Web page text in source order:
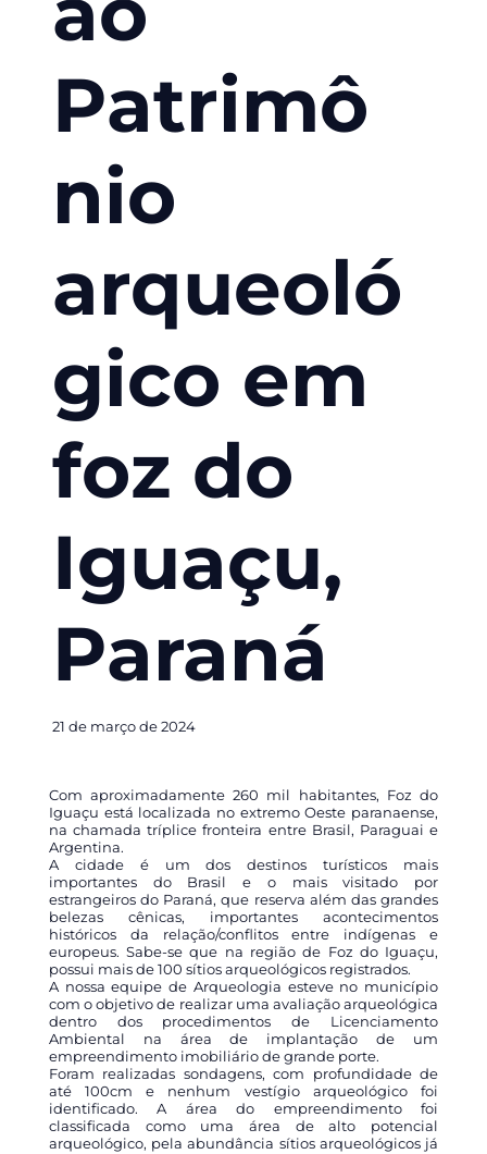
Patrimô
nio
arqueoló
gico em
foz do
Iguaçu,
Paraná
21 de março de 2024
Com aproximadamente 260 mil habitantes, Foz do
Iguaçu está localizada no extremo Oeste paranaense,
na chamada tríplice fronteira entre Brasil, Paraguai e
Argentina.
A cidade é um dos destinos turísticos mais
importantes do Brasil e o mais visitado por
estrangeiros do Paraná, que reserva além das grandes
belezas cênicas, importantes acontecimentos
históricos da relação/conflitos entre indígenas e
europeus. Sabe-se que na região de Foz do Iguaçu,
possui mais de 100 sítios arqueológicos registrados.
A nossa equipe de Arqueologia esteve no município
com o objetivo de realizar uma avaliação arqueológica
dentro dos procedimentos de Licenciamento
Ambiental na área de implantação de um
empreendimento imobiliário de grande porte.
Foram realizadas sondagens, com profundidade de
até 100cm e nenhum vestígio arqueológico foi
identificado. A área do empreendimento foi
classificada como uma área de alto potencial
arqueológico, pela abundância sítios arqueológicos já